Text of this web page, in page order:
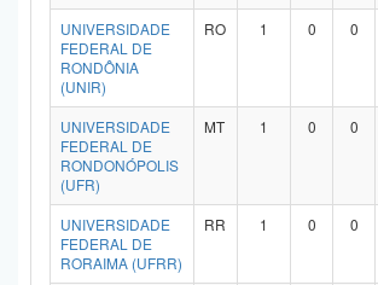
UNIVERSIDADE
FEDERAL DE
RONDÔNIA
(UNIR)
RO 1 0 0
UNIVERSIDADE
FEDERAL DE
RONDONÓPOLIS
(UFR)
MT 1 0 0
UNIVERSIDADE
FEDERAL DE
RORAIMA (UFRR)
RR 1 0 0